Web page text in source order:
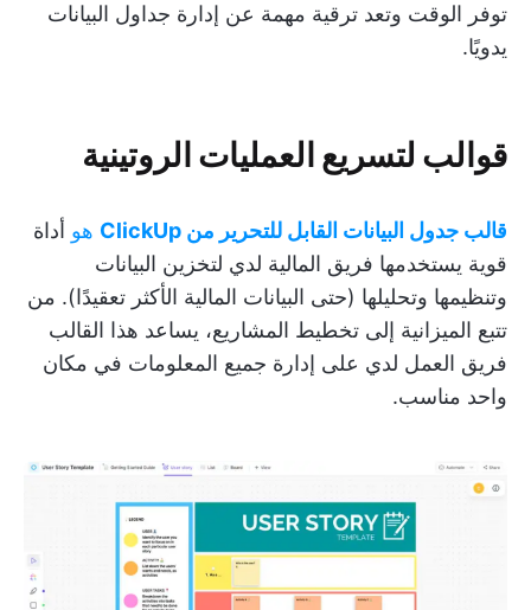
توفر الوقت وتعد ترقية مهمة عن إدارة جداول البيانات
يدويًا.
قوالب لتسريع العمليات الروتينية
قالب جدول البيانات القابل للتحرير من ClickUp هو أداة
قوية يستخدمها فريق المالية لدي لتخزين البيانات
وتنظيمها وتحليلها (حتى البيانات المالية الأكثر تعقيدًا). من
تتبع الميزانية إلى تخطيط المشاريع، يساعد هذا القالب
فريق العمل لدي على إدارة جميع المعلومات في مكان
واحد مناسب.